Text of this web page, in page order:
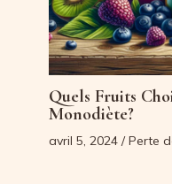
Quels Fruits
Monodiète?
avril 5, 2024 /Perte